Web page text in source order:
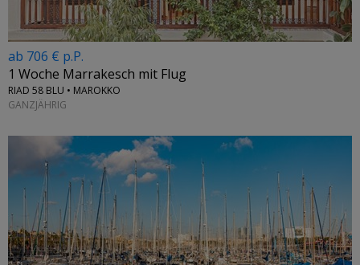
ab 706 € p.P.
1 Woche Marrakesch mit Flug
RIAD 58 BLU • MAROKKO
GANZJÄHRIG
←